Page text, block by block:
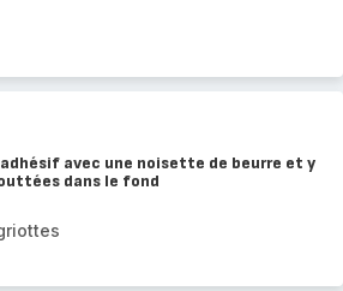
avec une noisette de beurre et y
dans le fond